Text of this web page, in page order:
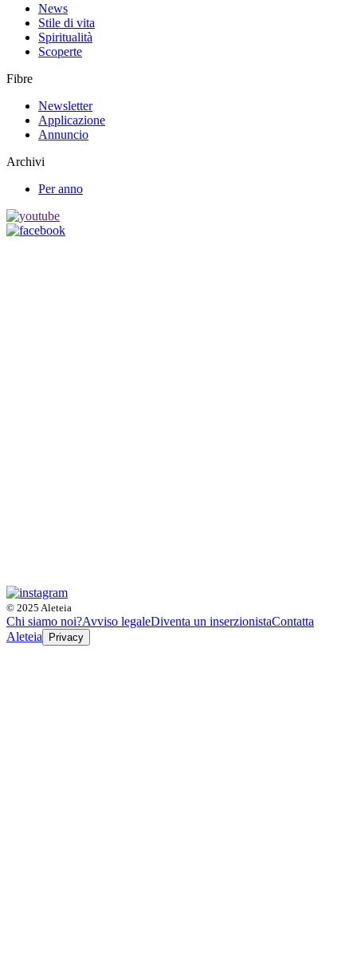
News
Stile di vita
Spiritualità
Scoperte
Fibre
Newsletter
Applicazione
Annuncio
Archivi
Per anno
© 2025 Aleteia
Chi siamo noi?Avviso legaleDiventa un inserzionistaContatta
Aleteia
Privacy